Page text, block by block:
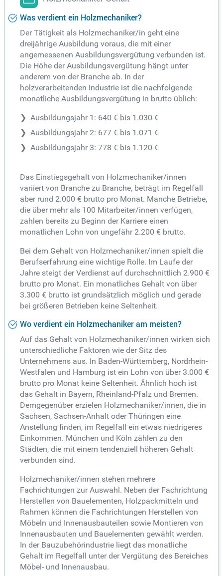
Was verdient ein Holzmechaniker?
Der Tätigkeit als Holzmechaniker/in geht eine
dreijährige Ausbildung voraus, die mit einer
angemessenen Ausbildungsvergütung verbunden ist.
Die Höhe der Ausbildungsvergütung hängt unter
anderem von der Branche ab. In der
holzverarbeitenden Industrie ist die nachfolgende
monatliche Ausbildungsvergütung in brutto üblich:
Ausbildungsjahr 1: 640 € bis 1.030 €
Ausbildungsjahr 2: 677 € bis 1.071 €
Ausbildungsjahr 3: 778 € bis 1.120 €
Das Einstiegsgehalt von Holzmechaniker/innen
variiert von Branche zu Branche, beträgt im Regelfall
aber rund 2.000 € brutto pro Monat. Manche Betriebe,
die über mehr als 100 Mitarbeiter/innen verfügen,
zahlen bereits zu Beginn der Karriere einen
monatlichen Lohn von ungefähr 2.200 € brutto.
Bei dem Gehalt von Holzmechaniker/innen spielt die
Berufserfahrung eine wichtige Rolle. Im Laufe der
Jahre steigt der Verdienst auf durchschnittlich 2.900 €
brutto pro Monat. Ein monatliches Gehalt von über
3.300 € brutto ist grundsätzlich möglich und gerade
bei größeren Betrieben keine Seltenheit.
Wo verdient ein Holzmechaniker am meisten?
Auf das Gehalt von Holzmechaniker/innen wirken sich
unterschiedliche Faktoren wie der Sitz des
Unternehmens aus. In Baden-Württemberg, Nordrhein-
Westfalen und Hamburg ist ein Lohn von über 3.000 €
brutto pro Monat keine Seltenheit. Ähnlich hoch ist
das Gehalt in Bayern, Rheinland-Pfalz und Bremen.
Demgegenüber erzielen Holzmechaniker/innen, die in
Sachsen, Sachsen-Anhalt oder Thüringen eine
Anstellung finden, im Regelfall ein etwas niedrigeres
Einkommen. München und Köln zählen zu den
Städten, die mit einem tendenziell höheren Gehalt
verbunden sind.
Holzmechaniker/innen stehen mehrere
Fachrichtungen zur Auswahl. Neben der Fachrichtung
Herstellen von Bauelementen, Holzpackmitteln und
Rahmen können die Fachrichtungen Herstellen von
Möbeln und Innenausbauteilen sowie Montieren von
Innenausbauten und Bauelementen gewählt werden.
In der Bauzubehörindustrie liegt das monatliche
Gehalt im Regelfall unter der Vergütung des Bereiches
Möbel- und Innenausbau.